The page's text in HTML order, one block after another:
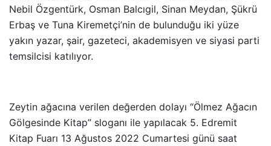
Nebil Özgentürk, Osman Balcıgil, Sinan Meydan, Şükrü
Erbaş ve Tuna Kiremetçi’nin de bulunduğu iki yüze
yakın yazar, şair, gazeteci, akademisyen ve siyasi parti
temsilcisi katılıyor.
Zeytin ağacına verilen değerden dolayı “Ölmez Ağacın
Gölgesinde Kitap” sloganı ile yapılacak 5. Edremit
Kitap Fuarı 13 Ağustos 2022 Cumartesi günü saat